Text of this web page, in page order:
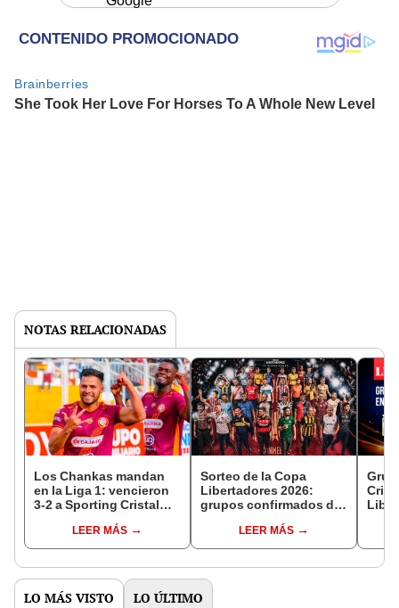
NOTAS RELACIONADAS
Los Chankas mandan
en la Liga 1: vencieron
3-2 a Sporting Cristal
Torneo Apertura
LEER MÁS
Sorteo de la Copa
Libertadores 2026:
grupos confirmados de
Cristal y Cusco FC
LEER MÁS
LO MÁS VISTO LO ÚLTIMO